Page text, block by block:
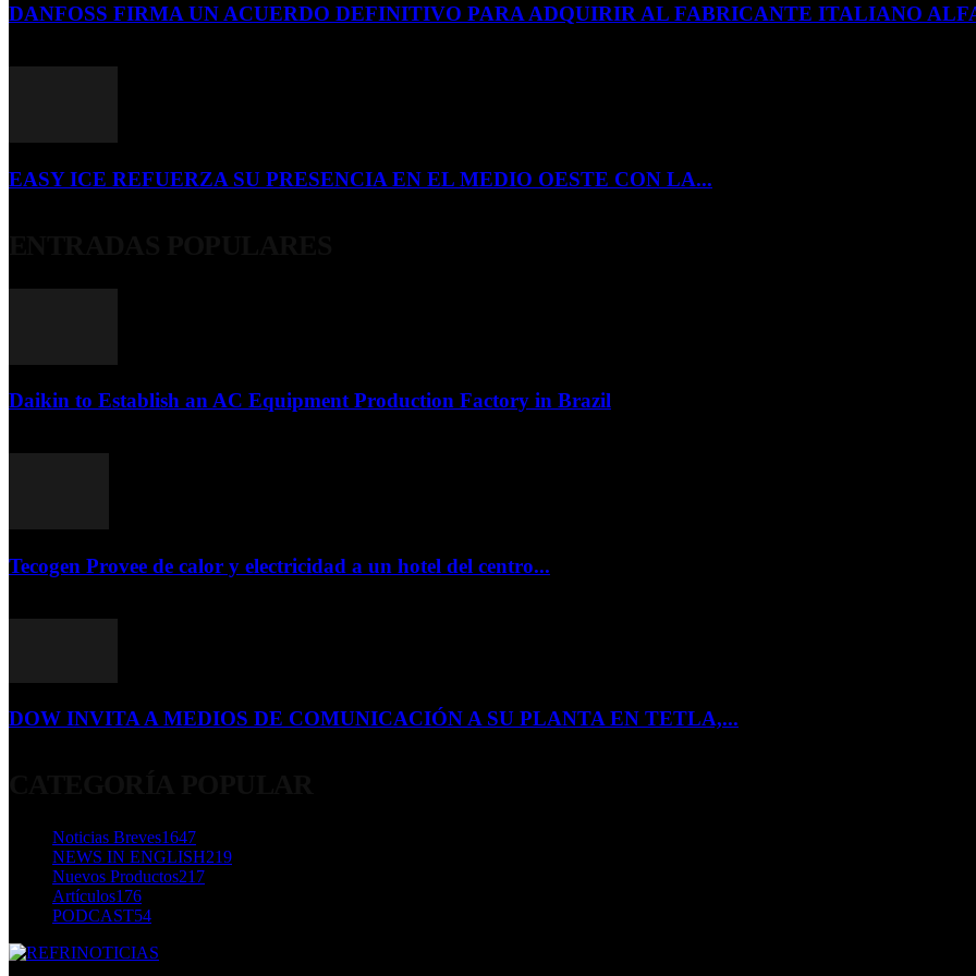
DANFOSS FIRMA UN ACUERDO DEFINITIVO PARA ADQUIRIR AL FABRICANTE ITALIANO
EASY ICE REFUERZA SU PRESENCIA EN EL MEDIO OESTE CON LA...
Daikin to Establish an AC Equipment Production Factory in Brazil
Tecogen Provee de calor y electricidad a un hotel del centro...
DOW INVITA A MEDIOS DE COMUNICACIÓN A SU PLANTA EN TETLA,...
Noticias Breves1647
NEWS IN ENGLISH219
Nuevos Productos217
Artículos176
PODCAST54